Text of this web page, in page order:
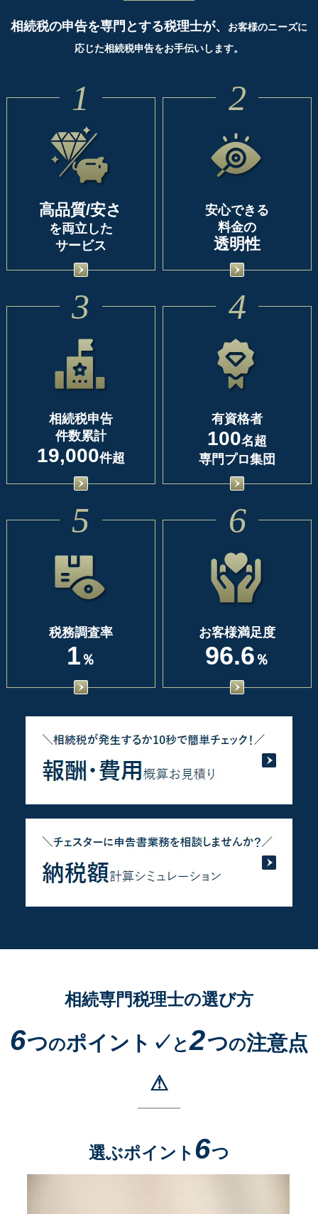
相続税の申告を専門とする税理士が、
お客様のニーズに
応じた相続税申告をお手伝いします。
1
高品質/安さ
を両立した
サービス
2
安心できる
料金の
透明性
3
相続税申告
件数累計
19,000件超
4
有資格者
100名超
専門プロ集団
5
税務調査率
1 ％
6
お客様満足度
96.6 ％
相続専門税理士の選び方
6つのポイント✓ と2つの注意点
⚠
選ぶポイント 6つ